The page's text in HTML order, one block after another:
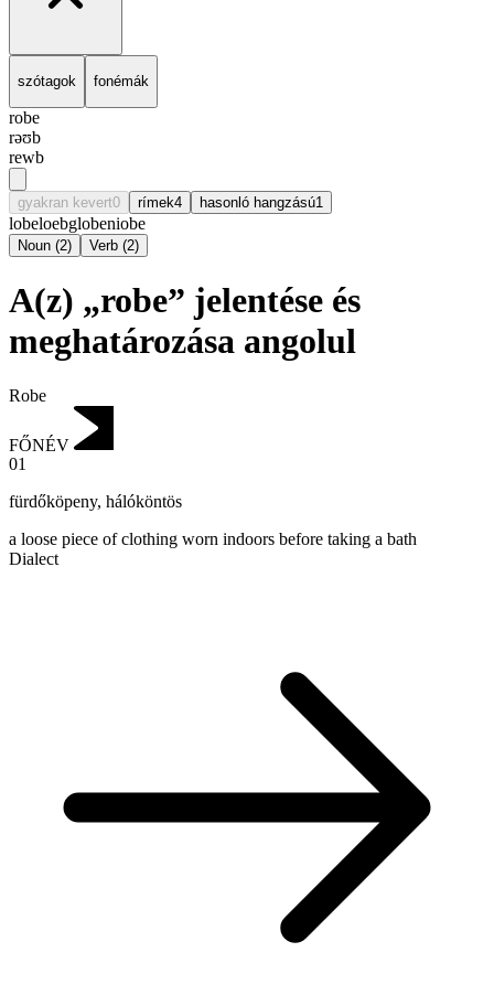
szótagok fonémák
robe
rəʊb
rewb
gyakran kevert0 rímek4 hasonló hangzású1
lobeloebglobeniobe
Noun (2) Verb (2)
A(z) „robe” jelentése és
meghatározása angolul
Robe
FŐNÉV
01
fürdőköpeny, hálóköntös
a loose piece of clothing worn indoors before taking a bath
Dialect